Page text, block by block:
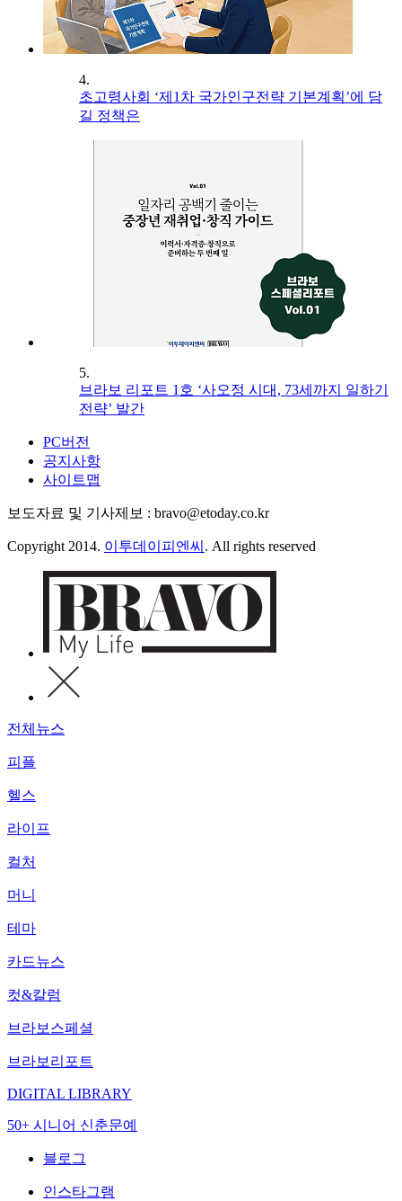
4.
초고령사회 ‘제1차 국가인구전략 기본계획’에 담
길 정책은
5.
브라보 리포트 1호 ‘사오정 시대, 73세까지 일하기
전략’ 발간
PC버전
공지사항
사이트맵
보도자료 및 기사제보 : bravo@etoday.co.kr
Copyright 2014. 이투데이피엔씨 . All rights reserved
전체뉴스
피플
헬스
라이프
컬처
머니
테마
카드뉴스
컷&칼럼
브라보스페셜
브라보리포트
DIGITAL LIBRARY
50+ 시니어 신춘문예
블로그
인스타그램